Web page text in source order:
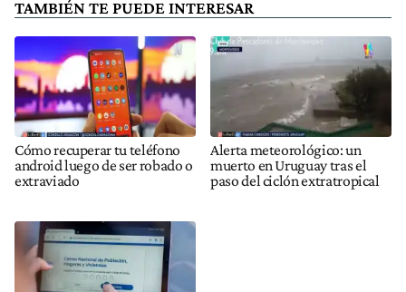
TAMBIÉN TE PUEDE INTERESAR
Cómo recuperar tu teléfono
android luego de ser robado o
extraviado
Alerta meteorológico: un
muerto en Uruguay tras el
paso del ciclón extratropical